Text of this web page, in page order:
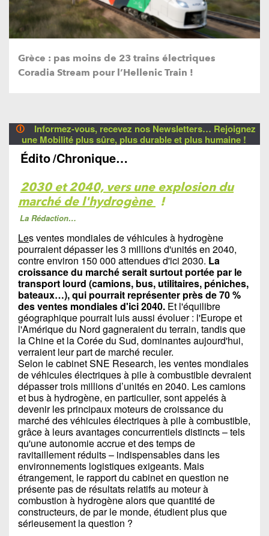
Grèce : pas moins de 23 trains électriques
Coradia Stream pour l’Hellenic Train !
🛈
Informez-vous, recevez nos Newsletters… Rejoignez
une Mobilité plus sûre, plus durable et plus humaine !
Édito/Chronique…
2030 et 2040, vers une explosion du
marché de l'hydrogène !
La Rédaction…
Les ventes mondiales de véhicules à hydrogène
pourraient dépasser les 3 millions d'unités en 2040,
contre environ 150 000 attendues d'ici 2030. La
croissance du marché serait surtout portée par le
transport lourd (camions, bus, utilitaires, péniches,
bateaux…), qui pourrait représenter près de 70 %
des ventes mondiales d'ici 2040. Et l'équilibre
géographique pourrait luis aussi évoluer : l'Europe et
l'Amérique du Nord gagneraient du terrain, tandis que
la Chine et la Corée du Sud, dominantes aujourd'hui,
verraient leur part de marché reculer.
Selon le cabinet SNE Research, les ventes mondiales
de véhicules électriques à pile à combustible devraient
dépasser trois millions d’unités en 2040. Les camions
et bus à hydrogène, en particulier, sont appelés à
devenir les principaux moteurs de croissance du
marché des véhicules électriques à pile à combustible,
grâce à leurs avantages concurrentiels distincts – tels
qu'une autonomie accrue et des temps de
ravitaillement réduits – indispensables dans les
environnements logistiques exigeants. Mais
étrangement, le rapport du cabinet en question ne
présente pas de résultats relatifs au moteur à
combustion à hydrogène alors que quantité de
constructeurs, de par le monde, étudient plus que
sérieusement la question ?